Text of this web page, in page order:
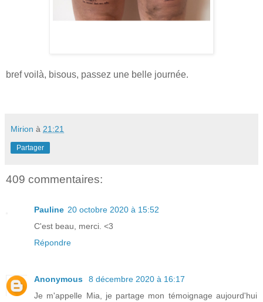
bref voilà, bisous, passez une belle journée.
Mirion à 21:21
Partager
409 commentaires:
Pauline 20 octobre 2020 à 15:52
C'est beau, merci. <3
Répondre
Anonymous
8 décembre 2020 à 16:17
Je m'appelle Mia, je partage mon témoignage aujourd'hui